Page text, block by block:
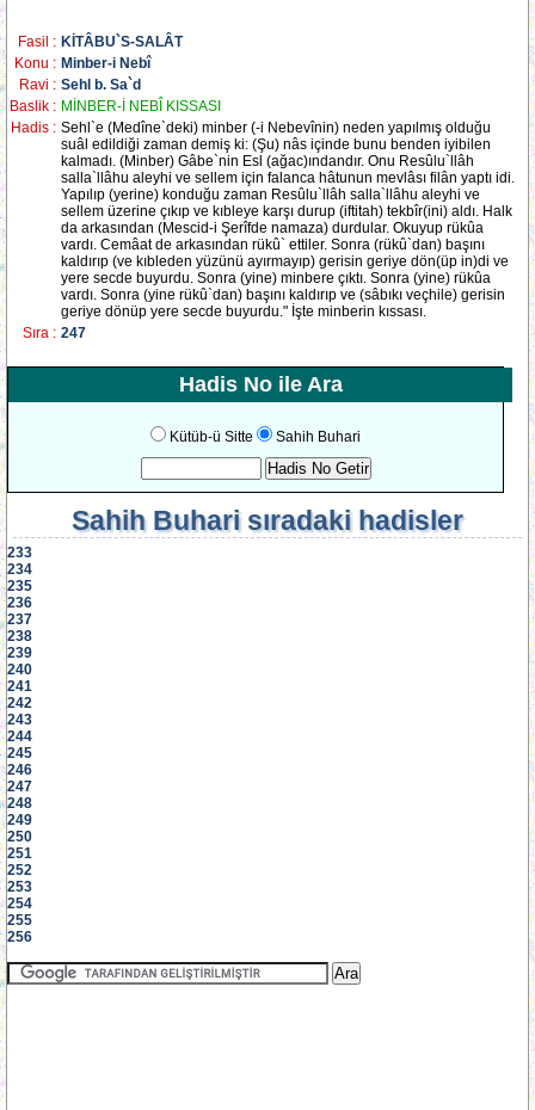
Fasil : KİTÂBU`S-SALÂT
Konu : Minber-i Nebî
Ravi : Sehl b. Sa`d
Baslik : MİNBER-İ NEBÎ KISSASI
Hadis : Sehl`e (Medîne`deki) minber (-i Nebevînin) neden yapılmış olduğu
suâl edildiği zaman demiş ki: (Şu) nâs içinde bunu benden iyibilen
kalmadı. (Minber) Gâbe`nin Esl (ağac)ındandır. Onu Resûlu`llâh
salla`llâhu aleyhi ve sellem için falanca hâtunun mevlâsı filân yaptı idi.
Yapılıp (yerine) konduğu zaman Resûlu`llâh salla`llâhu aleyhi ve
sellem üzerine çıkıp ve kıbleye karşı durup (iftitah) tekbîr(ini) aldı. Halk
da arkasından (Mescid-i Şerîfde namaza) durdular. Okuyup rükûa
vardı. Cemâat de arkasından rükû` ettiler. Sonra (rükû`dan) başını
kaldırıp (ve kıbleden yüzünü ayırmayıp) gerisin geriye dön(üp in)di ve
yere secde buyurdu. Sonra (yine) minbere çıktı. Sonra (yine) rükûa
vardı. Sonra (yine rükû`dan) başını kaldırıp ve (sâbıkı veçhile) gerisin
geriye dönüp yere secde buyurdu." İşte minberin kıssası.
Sıra : 247
Hadis No ile Ara
Kütüb-ü Sitte Sahih Buhari
Sahih Buharisıradaki hadisler
233
234
235
236
237
238
239
240
241
242
243
244
245
246
247
248
249
250
251
252
253
254
255
256